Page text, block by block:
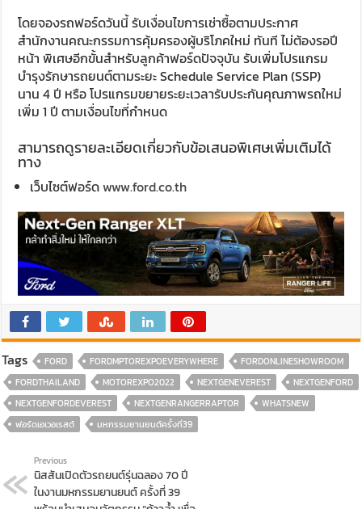
โดยจองรถฟอร์ดวันนี้ รับเงื่อนไขการเช่าซื้อตามประกาศ
สำนักงานคณะกรรมการคุ้มครองผู้บริโภคใหม่ ทันที ไม่ต้องรอปี
หน้า พิเศษอีกขั้นสำหรับลูกค้าฟอร์ดปัจจุบัน รับเพิ่มโปรแกรม
บำรุงรักษารถยนต์ตามระยะ Schedule Service Plan (SSP)
นาน 4 ปี หรือ โปรแกรมขยายระยะเวลารับประกันคุณภาพรถใหม่
เพิ่ม 1 ปี ตามเงื่อนไขที่กำหนด
สามารถดูรายละเอียดเกี่ยวกับข้อเสนอพิเศษเพิ่มเติมได้
ทาง
เว็บไซต์ฟอร์ดwww.ford.co.th
Tags FORD FORDMPTOREXPOEVERYWHERE
FORDONLINESHOWROOM
FORDTHAILAND
MOTOREXPO2022 NEXTGENEVEREST
NEXTGENFORD
NEXTGENFORDEVEREST
NEXTGENRANGERRAPTOR
WHATSNEW
ฟอร์ดเอเวอเรสต์
มหกรรมยานยนต์ครั้งที่39
Previous
นิสสันเปิดตัวรถยนต์รุ่นฉลอง 70 ปี
ในงานมหกรรมยานยนต์ ครั้งที่ 39